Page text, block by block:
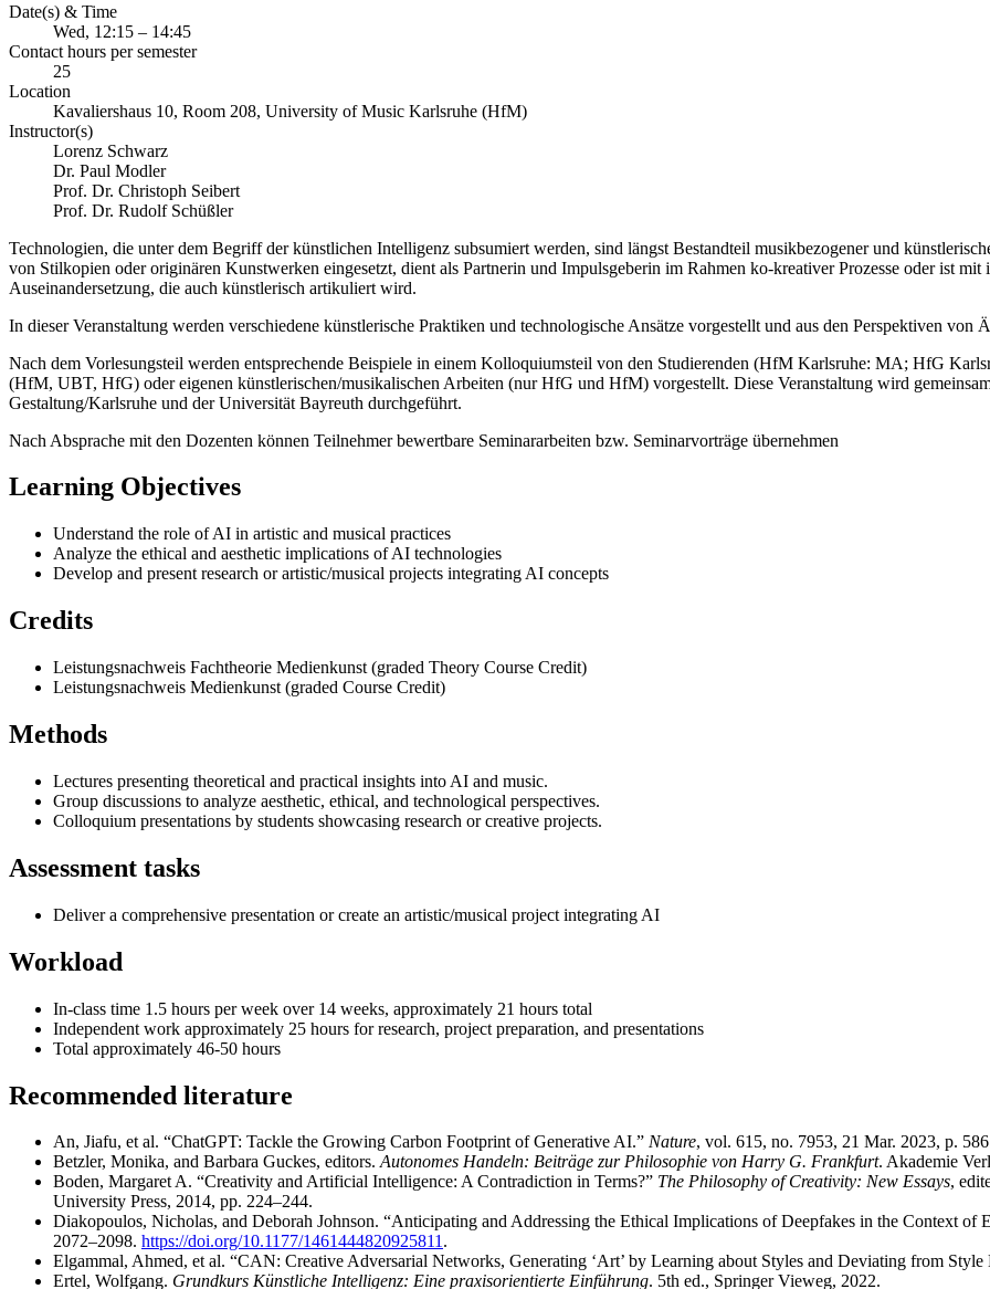
Date(s) & Time
Wed, 12:15 – 14:45
Contact hours per semester
25
Location
Kavaliershaus 10, Room 208, University of Music Karlsruhe (HfM)
Instructor(s)
Lorenz Schwarz
Dr. Paul Modler
Prof. Dr. Christoph Seibert
Prof. Dr. Rudolf Schüßler
Technologien, die unter dem Begriff der künstlichen Intelligenz subsumiert werden, sind längst Bestandteil musikbezogener und
von Stilkopien oder originären Kunstwerken eingesetzt, dient als Partnerin und Impulsgeberin im Rahmen ko-kreativer Prozesse oder ist
Auseinandersetzung, die auch künstlerisch artikuliert wird.
In dieser Veranstaltung werden verschiedene künstlerische Praktiken und technologische Ansätze vorgestellt und aus den Perspektiven
Nach dem Vorlesungsteil werden entsprechende Beispiele in einem Kolloquiumsteil von den Studierenden (HfM Karlsruhe: MA; HfG
(HfM, UBT, HfG) oder eigenen künstlerischen/musikalischen Arbeiten (nur HfG und HfM) vorgestellt. Diese Veranstaltung wird
Gestaltung/Karlsruhe und der Universität Bayreuth durchgeführt.
Nach Absprache mit den Dozenten können Teilnehmer bewertbare Seminararbeiten bzw. Seminarvorträge übernehmen
Learning Objectives
Understand the role of AI in artistic and musical practices
Analyze the ethical and aesthetic implications of AI technologies
Develop and present research or artistic/musical projects integrating AI concepts
Credits
Leistungsnachweis Fachtheorie Medienkunst (graded Theory Course Credit)
Leistungsnachweis Medienkunst (graded Course Credit)
Methods
Lectures presenting theoretical and practical insights into AI and music.
Group discussions to analyze aesthetic, ethical, and technological perspectives.
Colloquium presentations by students showcasing research or creative projects.
Assessment tasks
Deliver a comprehensive presentation or create an artistic/musical project integrating AI
Workload
In-class time 1.5 hours per week over 14 weeks, approximately 21 hours total
Independent work approximately 25 hours for research, project preparation, and presentations
Total approximately 46-50 hours
Recommended literature
An, Jiafu, et al. “ChatGPT: Tackle the Growing Carbon Footprint of Generative AI.” Nature, vol. 615, no. 7953, 21 Mar. 2023, p.
Betzler, Monika, and Barbara Guckes, editors.Autonomes Handeln: Beiträge zur Philosophie von Harry G. Frankfurt. Akademie
Boden, Margaret A. “Creativity and Artificial Intelligence: A Contradiction in Terms?” The Philosophy of Creativity: New Essays,
University Press, 2014, pp. 224–244.
Diakopoulos, Nicholas, and Deborah Johnson. “Anticipating and Addressing the Ethical Implications of Deepfakes in the Context of
2072–2098. https://doi.org/10.1177/1461444820925811.
Elgammal, Ahmed, et al. “CAN: Creative Adversarial Networks, Generating ‘Art’ by Learning about Styles and Deviating from
Ertel, Wolfgang. Grundkurs Künstliche Intelligenz: Eine praxisorientierte Einführung. 5th ed., Springer Vieweg, 2022.